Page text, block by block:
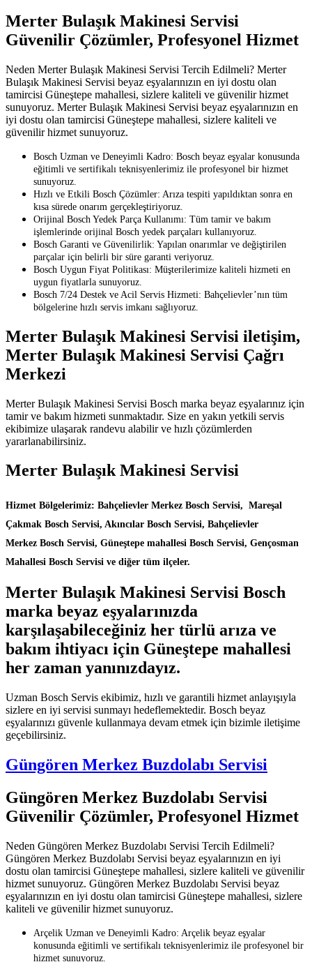
Merter Bulaşık Makinesi Servisi
Güvenilir Çözümler, Profesyonel Hizmet
Neden Merter Bulaşık Makinesi Servisi Tercih Edilmeli? Merter
Bulaşık Makinesi Servisi beyaz eşyalarınızın en iyi dostu olan
tamircisi Güneştepe mahallesi, sizlere kaliteli ve güvenilir hizmet
sunuyoruz. Merter Bulaşık Makinesi Servisi beyaz eşyalarınızın en
iyi dostu olan tamircisi Güneştepe mahallesi, sizlere kaliteli ve
güvenilir hizmet sunuyoruz.
Bosch Uzman ve Deneyimli Kadro: Bosch beyaz eşyalar konusunda
eğitimli ve sertifikalı teknisyenlerimiz ile profesyonel bir hizmet
sunuyoruz.
Hızlı ve Etkili Bosch Çözümler: Arıza tespiti yapıldıktan sonra en
kısa sürede onarım gerçekleştiriyoruz.
Orijinal Bosch Yedek Parça Kullanımı: Tüm tamir ve bakım
işlemlerinde orijinal Bosch yedek parçaları kullanıyoruz.
Bosch Garanti ve Güvenilirlik: Yapılan onarımlar ve değiştirilen
parçalar için belirli bir süre garanti veriyoruz.
Bosch Uygun Fiyat Politikası: Müşterilerimize kaliteli hizmeti en
uygun fiyatlarla sunuyoruz.
Bosch 7/24 Destek ve Acil Servis Hizmeti: Bahçelievler’nın tüm
bölgelerine hızlı servis imkanı sağlıyoruz.
Merter Bulaşık Makinesi Servisi iletişim,
Merter Bulaşık Makinesi Servisi Çağrı
Merkezi
Merter Bulaşık Makinesi Servisi Bosch marka beyaz eşyalarınız için
tamir ve bakım hizmeti sunmaktadır. Size en yakın yetkili servis
ekibimize ulaşarak randevu alabilir ve hızlı çözümlerden
yararlanabilirsiniz.
Merter Bulaşık Makinesi Servisi
Hizmet Bölgelerimiz: Bahçelievler Merkez Bosch Servisi, Mareşal
Çakmak Bosch Servisi, Akıncılar Bosch Servisi, Bahçelievler
Merkez Bosch Servisi, Güneştepe mahallesi Bosch Servisi, Gençosman
Mahallesi Bosch Servisi ve diğer tüm ilçeler.
Merter Bulaşık Makinesi Servisi Bosch
marka beyaz eşyalarınızda
karşılaşabileceğiniz her türlü arıza ve
bakım ihtiyacı için Güneştepe mahallesi
her zaman yanınızdayız.
Uzman Bosch Servis ekibimiz, hızlı ve garantili hizmet anlayışıyla
sizlere en iyi servisi sunmayı hedeflemektedir. Bosch beyaz
eşyalarınızı güvenle kullanmaya devam etmek için bizimle iletişime
geçebilirsiniz.
Güngören Merkez Buzdolabı Servisi
Güngören Merkez Buzdolabı Servisi
Güvenilir Çözümler, Profesyonel Hizmet
Neden Güngören Merkez Buzdolabı Servisi Tercih Edilmeli?
Güngören Merkez Buzdolabı Servisi beyaz eşyalarınızın en iyi
dostu olan tamircisi Güneştepe mahallesi, sizlere kaliteli ve güvenilir
hizmet sunuyoruz. Güngören Merkez Buzdolabı Servisi beyaz
eşyalarınızın en iyi dostu olan tamircisi Güneştepe mahallesi, sizlere
kaliteli ve güvenilir hizmet sunuyoruz.
Arçelik Uzman ve Deneyimli Kadro: Arçelik beyaz eşyalar
konusunda eğitimli ve sertifikalı teknisyenlerimiz ile profesyonel bir
hizmet sunuyoruz.